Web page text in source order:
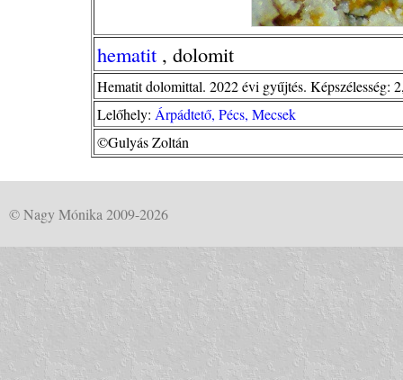
hematit , dolomit
Hematit dolomittal. 2022 évi gyűjtés. Képszélesség:
Lelőhely: Árpádtető, Pécs, Mecsek
©Gulyás Zoltán
© Nagy Mónika 2009-2026